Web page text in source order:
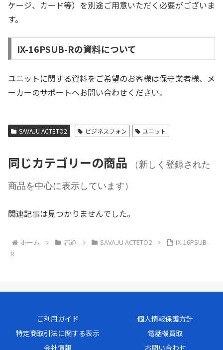
ケージ、カード等）を別途ご用意いただく必要がございま
す。
IX-16PSUB-Rの資料について
ユニットに関する資料をご希望のお客様は保守業者様、メ
ーカーのサポートへお問い合わせください。
SAVAJU ACTETO2 ビジネスフォン ユニット
同じカテゴリーの商品
（新しく登録された
商品を中心に表示しています）
関連記事は見つかりませんでした。
ホーム 岩通 SAVAJU ACTETO2
IX-16PSUB-
R
ご利用ガイド
個人情報保護方針
特定商取引法に関する表示
電話機買取
会社情報
お問い合わせ